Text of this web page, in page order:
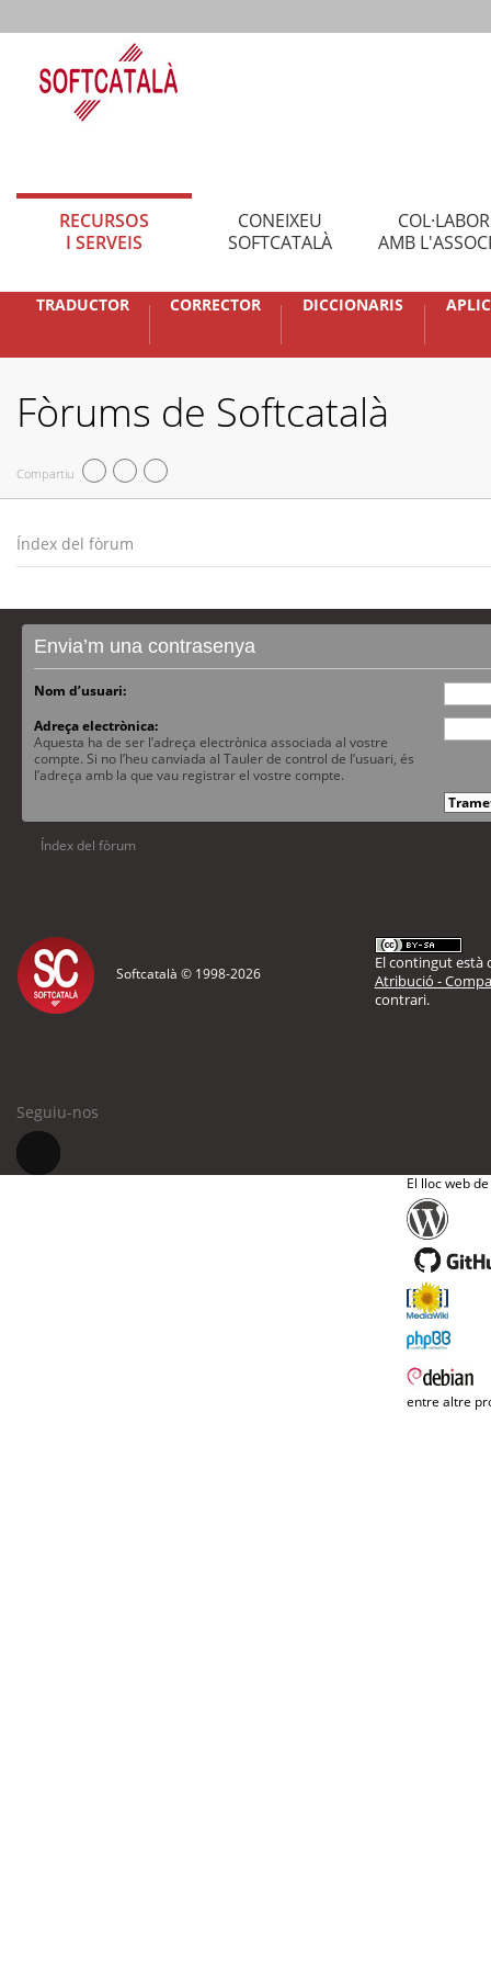
RECURSOS
I SERVEIS
CONEIXEU
SOFTCATALÀ
AMB
TRADUCTOR CORRECTOR DICCIONARIS
Fòrums de Softcatalà
Compartiu
Índex del fòrum
Envia’m una contrasenya
Nom d’usuari:
Adreça electrònica:
Aquesta ha de ser l’adreça electrònica associada al vostre
compte. Si no l’heu canviada al Tauler de control de l’usuari, és
l’adreça amb la que vau registrar el vostre compte.
Índex del fòrum
Softcatalà © 1998-2026
El contingut està
Atribució -
contrari.
Seguiu-nos
El lloc web
entre altre